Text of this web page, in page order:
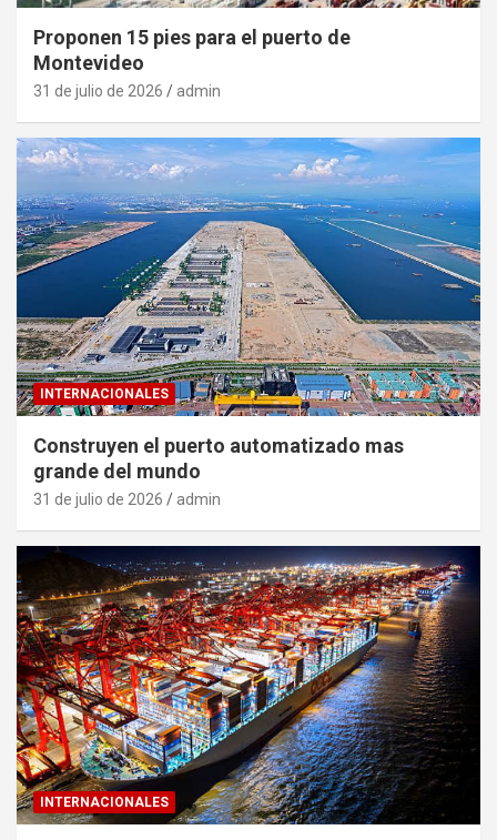
Proponen 15 pies para el puerto de
Montevideo
31 de julio de 2026 admin
INTERNACIONALES
Construyen el puerto automatizado mas
grande del mundo
31 de julio de 2026 admin
INTERNACIONALES